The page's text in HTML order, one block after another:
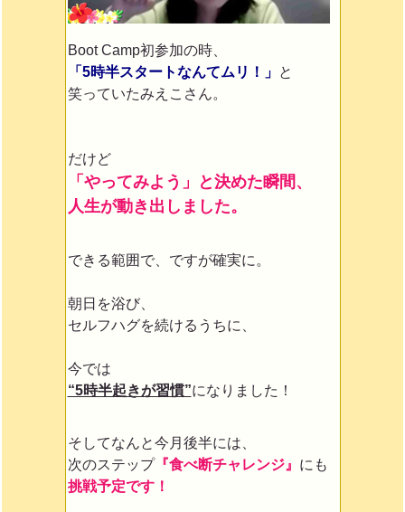
Boot Camp初参加の時、
「5時半スタートなんてムリ！」 と
笑っていたみえこさん。
だけど
「やってみよう」と決めた瞬間、
人生が動き出しました。
できる範囲で、ですが確実に。
朝日を浴び、
セルフハグを続けるうちに、
今では
“5時半起きが習慣”になりました！
そしてなんと今月後半には、
次のステップ『食べ断チャレンジ』 にも
挑戦予定です！